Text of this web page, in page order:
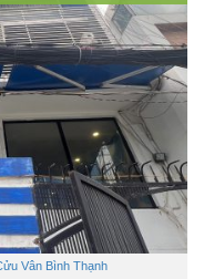
Vân Bình Thạnh